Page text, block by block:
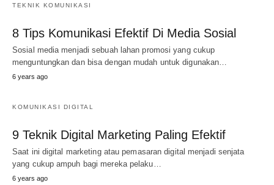
TEKNIK KOMUNIKASI
8 Tips Komunikasi Efektif Di Media Sosial
Sosial media menjadi sebuah lahan promosi yang cukup
menguntungkan dan bisa dengan mudah untuk digunakan…
6 years ago
KOMUNIKASI DIGITAL
9 Teknik Digital Marketing Paling Efektif
Saat ini digital marketing atau pemasaran digital menjadi senjata
yang cukup ampuh bagi mereka pelaku…
6 years ago